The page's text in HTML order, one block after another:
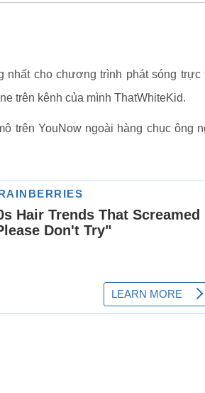
nhất cho chương trình phát sóng trực
trên kênh của mình ThatWhiteKid.
trên YouNow ngoài hàng chục ông